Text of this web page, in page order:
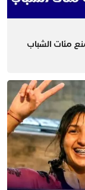
مئات الشباب